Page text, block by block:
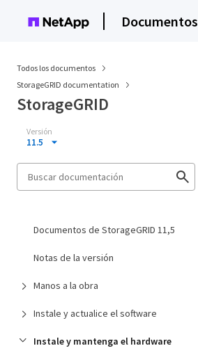
Documentos
Todos los documentos
StorageGRID documentation
StorageGRID
Versión
11.5
Documentos de StorageGRID 11,5
Notas de la versión
Manos a la obra
Instale y actualice el software
Instale y mantenga el hardware